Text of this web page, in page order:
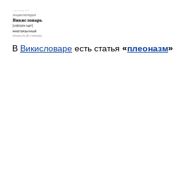
В Викисловаре есть статья «плеоназм»